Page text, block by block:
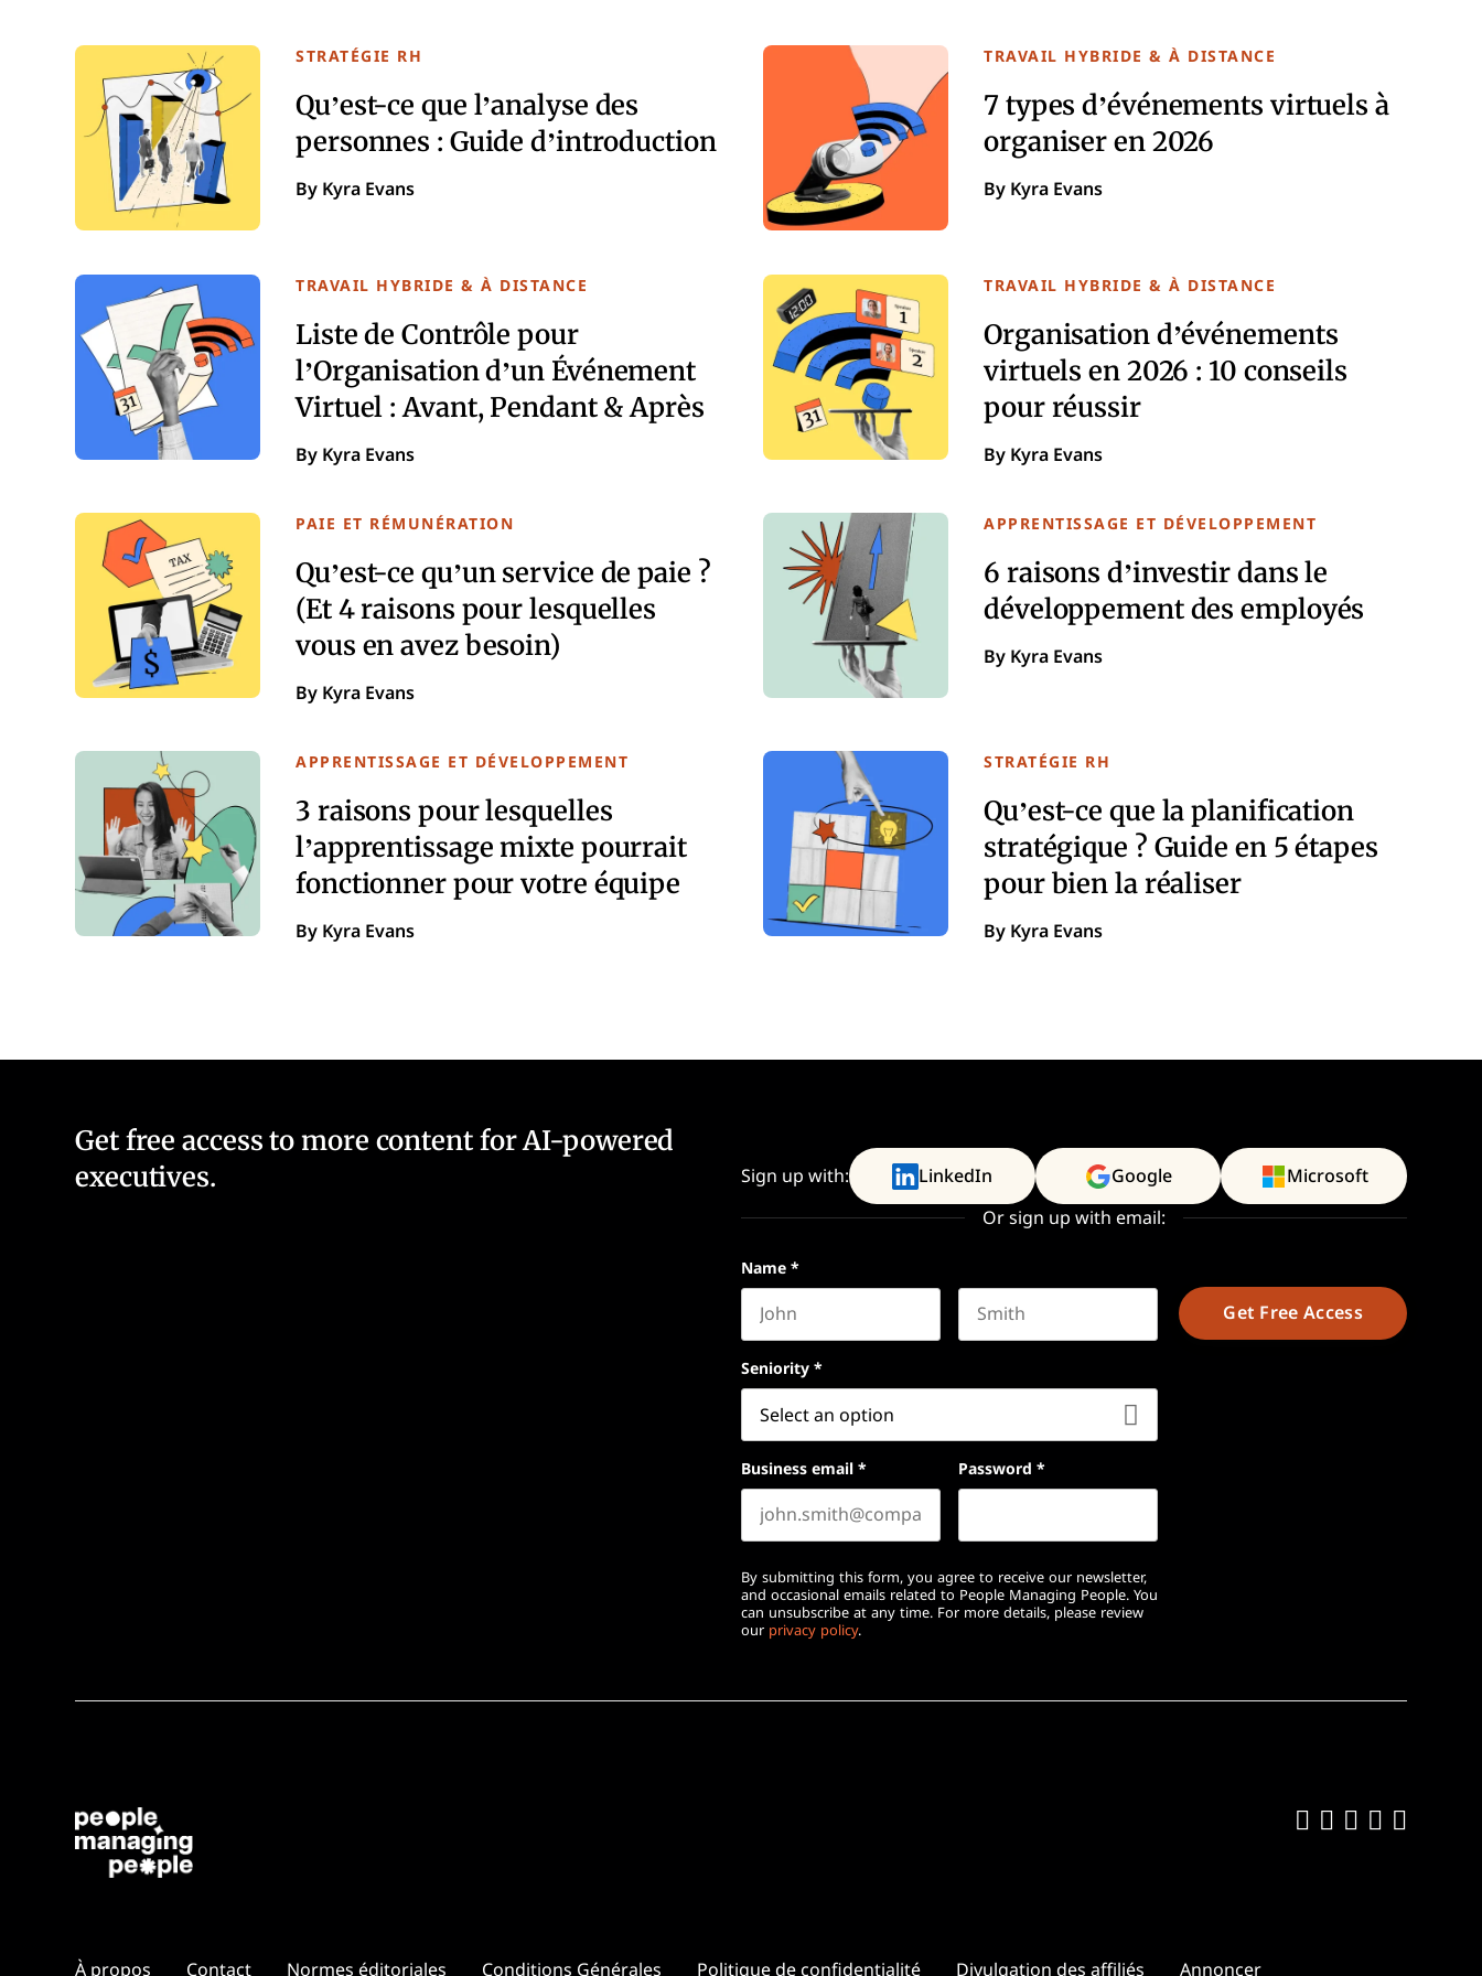
STRATÉGIE RH
Qu’est-ce que l’analyse des
personnes : Guide d’introduction
By Kyra Evans
TRAVAIL HYBRIDE & À DISTANCE
7 types d’événements virtuels à
organiser en 2026
By Kyra Evans
TRAVAIL HYBRIDE & À DISTANCE
Liste de Contrôle pour
l’Organisation d’un Événement
Virtuel : Avant, Pendant & Après
By Kyra Evans
TRAVAIL HYBRIDE & À DISTANCE
Organisation d’événements
virtuels en 2026 : 10 conseils
pour réussir
By Kyra Evans
PAIE ET RÉMUNÉRATION
Qu’est-ce qu’un service de paie ?
(Et 4 raisons pour lesquelles
vous en avez besoin)
By Kyra Evans
APPRENTISSAGE ET DÉVELOPPEMENT
6 raisons d’investir dans le
développement des employés
By Kyra Evans
APPRENTISSAGE ET DÉVELOPPEMENT
3 raisons pour lesquelles
l’apprentissage mixte pourrait
fonctionner pour votre équipe
By Kyra Evans
STRATÉGIE RH
Qu’est-ce que la planification
stratégique ? Guide en 5 étapes
pour bien la réaliser
By Kyra Evans
Get free access to more content for AI-powered
executives.
Sign up with: LinkedIn Google Microsoft
Or sign up with email:
Name *
Seniority *
Business email * Password *
By submitting this form, you agree to receive our newsletter,
and occasional emails related to People Managing People. You
can unsubscribe at any time. For more details, please review
our privacy policy.
Like us on
Follow us
Follow us
Add us
À propos Contact Normes éditoriales Conditions Générales Politique de confidentialité Divulgation des affiliés Annoncer